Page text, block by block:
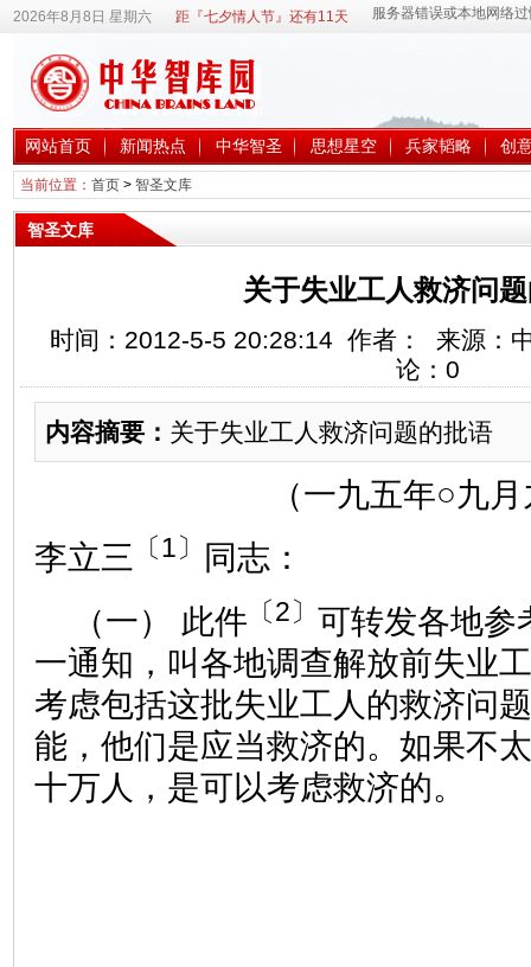
2026年8月8日 星期六 距『七夕情人节』还有11天
网站首页 新闻热点 中华智圣 思想星空 兵家韬略 创
当前位置： 首页> 智圣文库
智圣文库
关于失业工人救济问
时间：2012-5-5 20:28:14 作者： 来源：
论： 0
内容摘要： 关于失业工人救济问题的批语
（一九五年○九
李立三 〔1〕
同志：
（一） 此件 〔2〕 可转发各地参
一通知，叫各地调查解放前失业
考虑包括这批失业工人的救济问
能，他们是应当救济的。如果不
十万人，是可以考虑救济的。